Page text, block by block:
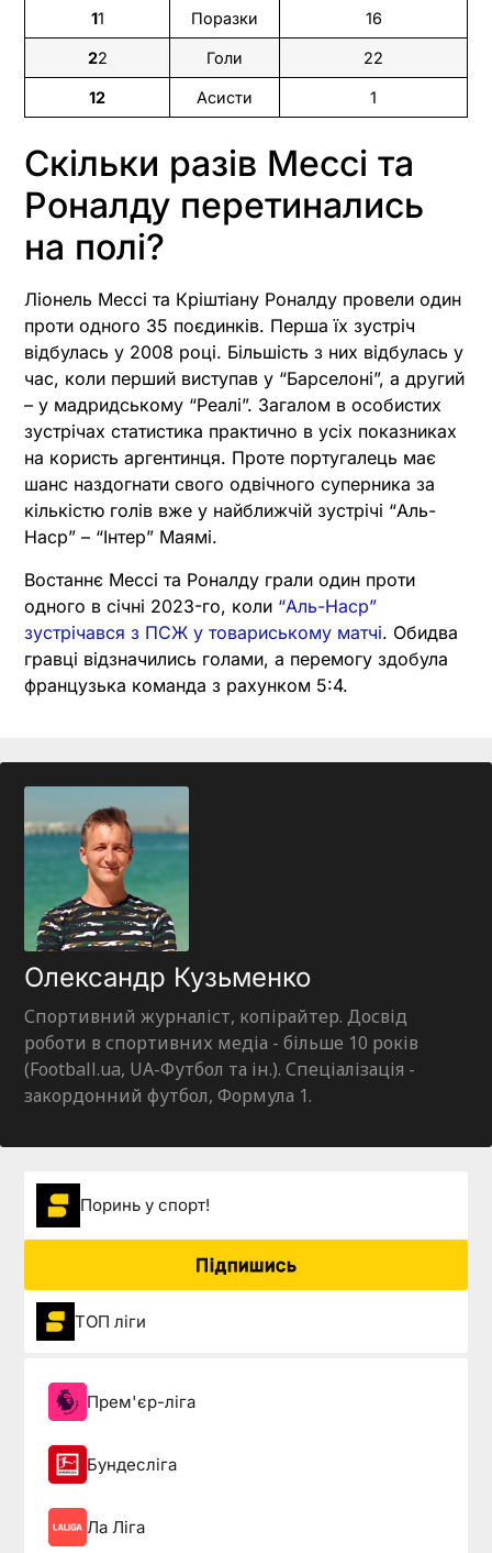
11 Поразки 16
22 Голи 22
12 Асисти 1
Скільки разів Мессі та
Роналду перетинались
на полі?
Ліонель Мессі та Кріштіану Роналду провели один
проти одного 35 поєдинків. Перша їх зустріч
відбулась у 2008 році. Більшість з них відбулась у
час, коли перший виступав у “Барселоні”, а другий
– у мадридському “Реалі”. Загалом в особистих
зустрічах статистика практично в усіх показниках
на користь аргентинця. Проте португалець має
шанс наздогнати свого одвічного суперника за
кількістю голів вже у найближчій зустрічі “Аль-
Наср” – “Інтер” Маямі.
Востаннє Мессі та Роналду грали один проти
одного в січні 2023-го, коли “Аль-Наср”
зустрічався з ПСЖ у товариському матчі. Обидва
гравці відзначились голами, а перемогу здобула
французька команда з рахунком 5:4.
Олександр Кузьменко
Спортивний журналіст, копірайтер. Досвід
роботи в спортивних медіа - більше 10 років
(Football.ua, UA-Футбол та ін.). Спеціалізація -
закордонний футбол, Формула 1.
Поринь у спорт!
Підпишись
ТОП ліги
Прем'єр-ліга
Бундесліга
Ла Ліга